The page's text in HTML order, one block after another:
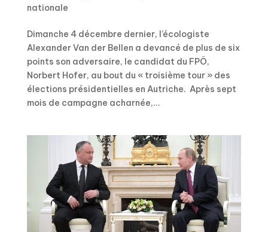
nationale
Dimanche 4 décembre dernier, l’écologiste
Alexander Van der Bellen a devancé de plus de six
points son adversaire, le candidat du FPÖ,
Norbert Hofer, au bout du « troisième tour » des
élections présidentielles en Autriche. Après sept
mois de campagne acharnée,...